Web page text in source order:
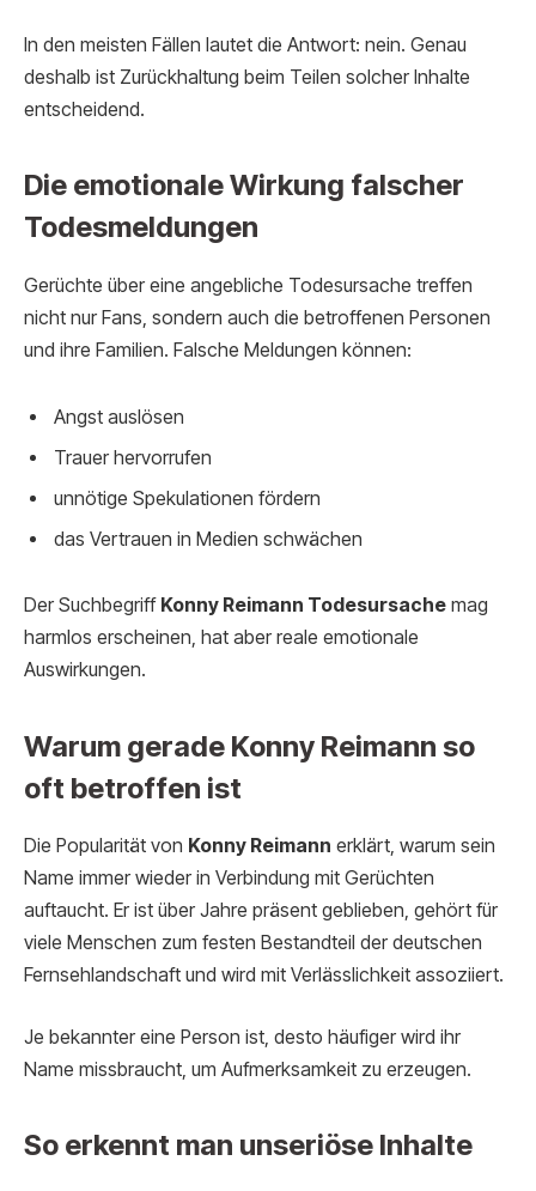
In den meisten Fällen lautet die Antwort: nein. Genau
deshalb ist Zurückhaltung beim Teilen solcher Inhalte
entscheidend.
Die emotionale Wirkung falscher
Todesmeldungen
Gerüchte über eine angebliche Todesursache treffen
nicht nur Fans, sondern auch die betroffenen Personen
und ihre Familien. Falsche Meldungen können:
Angst auslösen
Trauer hervorrufen
unnötige Spekulationen fördern
das Vertrauen in Medien schwächen
Der Suchbegriff Konny Reimann Todesursache mag
harmlos erscheinen, hat aber reale emotionale
Auswirkungen.
Warum gerade Konny Reimann so
oft betroffen ist
Die Popularität von Konny Reimann erklärt, warum sein
Name immer wieder in Verbindung mit Gerüchten
auftaucht. Er ist über Jahre präsent geblieben, gehört für
viele Menschen zum festen Bestandteil der deutschen
Fernsehlandschaft und wird mit Verlässlichkeit assoziiert.
Je bekannter eine Person ist, desto häufiger wird ihr
Name missbraucht, um Aufmerksamkeit zu erzeugen.
So erkennt man unseriöse Inhalte